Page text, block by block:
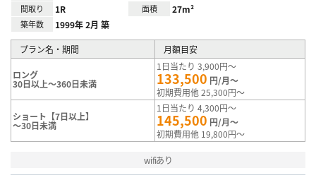
間取り 1R 面積 27m²
築年数 1999年 2月 築
プラン名・期間 月額目安
ロング
30日以上～360日未満
1日当たり 3,900円～
133,500 円/月～
初期費用他 25,300円～
ショート【7日以上】
～30日未満
1日当たり 4,300円～
145,500 円/月～
初期費用他 19,800円～
wifiあり